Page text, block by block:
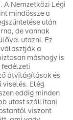
A Nemzetközi Légi
mindössze a
után
de vannak
utazni. Ez
a
máshogy is
fedélzeti
átvilágítások és
viselés. Elég
eddig minden
utast szállítani
viszont